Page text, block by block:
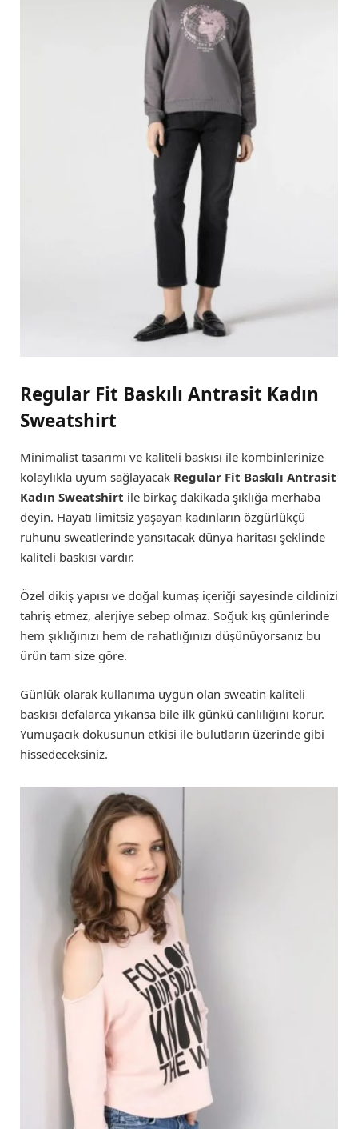
Regular Fit Baskılı Antrasit Kadın
Sweatshirt
Minimalist tasarımı ve kaliteli baskısı ile kombinlerinize
kolaylıkla uyum sağlayacak Regular Fit Baskılı Antrasit
Kadın Sweatshirt ile birkaç dakikada şıklığa merhaba
deyin. Hayatı limitsiz yaşayan kadınların özgürlükçü
ruhunu sweatlerinde yansıtacak dünya haritası şeklinde
kaliteli baskısı vardır.
Özel dikiş yapısı ve doğal kumaş içeriği sayesinde cildinizi
tahriş etmez, alerjiye sebep olmaz. Soğuk kış günlerinde
hem şıklığınızı hem de rahatlığınızı düşünüyorsanız bu
ürün tam size göre.
Günlük olarak kullanıma uygun olan sweatin kaliteli
baskısı defalarca yıkansa bile ilk günkü canlılığını korur.
Yumuşacık dokusunun etkisi ile bulutların üzerinde gibi
hissedeceksiniz.